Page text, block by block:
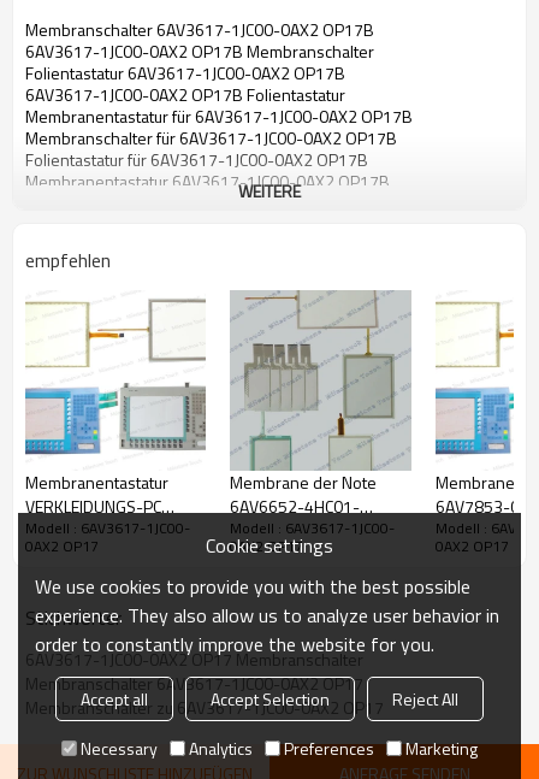
Membranschalter 6AV3617-1JC00-0AX2 OP17B
6AV3617-1JC00-0AX2 OP17B Membranschalter
Folientastatur 6AV3617-1JC00-0AX2 OP17B
6AV3617-1JC00-0AX2 OP17B Folientastatur
Membranentastatur für 6AV3617-1JC00-0AX2 OP17B
Membranschalter für 6AV3617-1JC00-0AX2 OP17B
Folientastatur für 6AV3617-1JC00-0AX2 OP17B
Membranentastatur 6AV3617-1JC00-0AX2 OP17B
6AV3617-1JC00-0AX2 OP17B Membranentastatur
WEITERE
empfehlen
Membranentastatur
VERKLEIDUNGS-PC
Tastatur der Membrane
6AV7811-0BA00-
0AA0/6AV7811-0BA00-
0AA0 " SCHLÜSSEL 877
12
Modell : 6AV3617-1JC00-
0AX2 OP17
Membrane der Note
6AV6652-4HC01-
2AA0/Note 6AV6652-
4HC01-2AA0 Membrane
MP377 19 " Note
Modell : 6AV3617-1JC00-
0AX2 OP17
Membrane
6AV7853-
1AA0/Note
"
Modell :
0AX2 OP17
Stichwörter
6AV3617-1JC00-0AX2 OP17 Membranschalter
Membranschalter 6AV3617-1JC00-0AX2 OP17
Membranschalter zu 6AV3617-1JC00-0AX2 OP17
ZUR WUNSCHLISTE HINZUFÜGEN ANFRAGE SENDEN
Cookie settings
We use cookies to provide you with the best possible
experience. They also allow us to analyze user behavior in
order to constantly improve the website for you.
Accept all Accept Selection
Reject All
Necessary
Analytics Preferences Marketing